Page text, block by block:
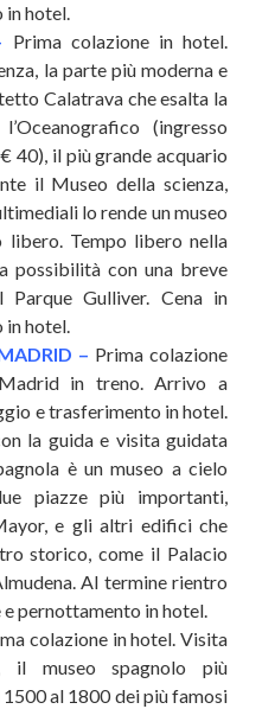
in hotel.
Prima colazione in hotel.
la parte più moderna e
Calatrava che esalta la
(ingresso
40), il più grande acquario
il Museo della scienza,
lo rende un museo
Tempo libero nella
possibilità con una breve
Gulliver. Cena in
in hotel.
– Prima colazione
in treno. Arrivo a
e trasferimento in hotel.
la guida e visita guidata
è un museo a cielo
piazze più importanti,
e gli altri edifici che
storico, come il Palacio
Al termine rientro
pernottamento in hotel.
colazione in hotel. Visita
il museo spagnolo più
al 1800 dei più famosi